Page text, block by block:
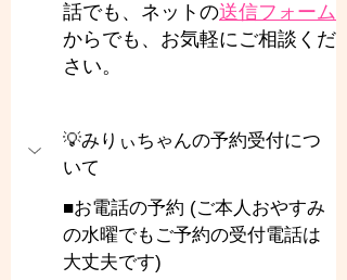
話でも、ネットの送信フォーム
からでも、お気軽にご相談くだ
さい。
💡みりぃちゃんの予約受付につ
いて
■お電話の予約 (ご本人おやすみ
の水曜でもご予約の受付電話は
大丈夫です)